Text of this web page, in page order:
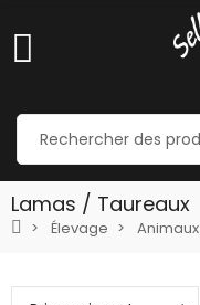
Lamas / Taureaux
Élevage Animaux